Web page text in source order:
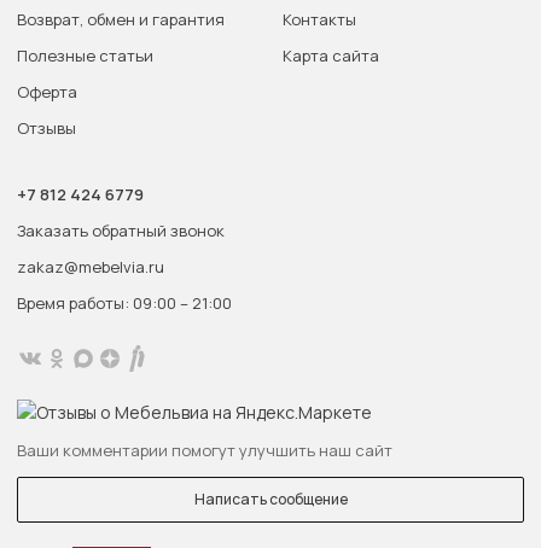
Возврат, обмен и гарантия
Полезные статьи
Оферта
Отзывы
Контакты
Карта сайта
+7 812 424 6779
Заказать обратный звонок
zakaz@mebelvia.ru
Время работы: 09:00 – 21:00
Ваши комментарии помогут улучшить наш сайт
Написать сообщение